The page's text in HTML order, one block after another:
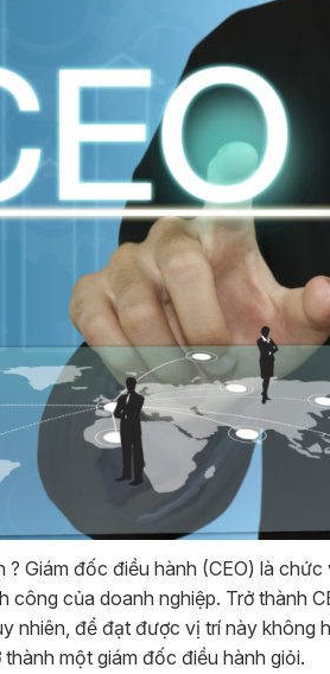
Giám đốc điều hành (CEO) là
của doanh nghiệp. Trở thành
nhiên, để đạt được vị trí này không
một giám đốc điều hành giỏi.